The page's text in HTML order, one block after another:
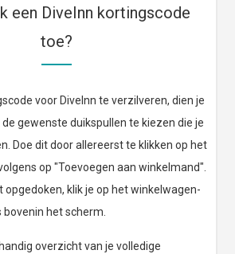
een DiveInn kortingscode
toe?
voor DiveInn te verzilveren, dien je
gewenste duikspullen te kiezen die je
Doe dit door allereerst te klikken op het
op "Toevoegen aan winkelmand".
opgedoken, klik je op het winkelwagen-
het scherm.
overzicht van je volledige